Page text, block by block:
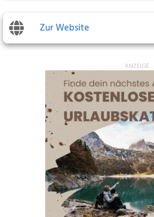
Zur Website